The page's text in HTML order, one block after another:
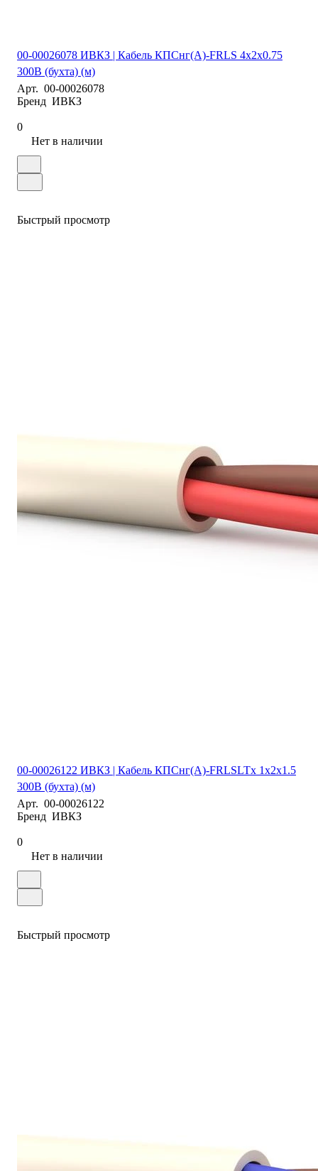
00-00026078 ИВКЗ | Кабель КПСнг(А)-FRLS 4х2х0.75
300В (бухта) (м)
Арт. 00-00026078
Бренд ИВКЗ
0
Нет в наличии
Быстрый просмотр
00-00026122 ИВКЗ | Кабель КПСнг(А)-FRLSLTx 1х2х1.5
300В (бухта) (м)
Арт. 00-00026122
Бренд ИВКЗ
0
Нет в наличии
Быстрый просмотр